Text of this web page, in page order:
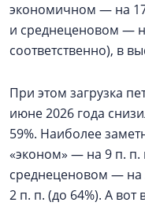
экономичном — на
и среднеценовом —
соответственно), в
При этом загрузка
июне 2026 года
59%. Наиболее
«эконом» — на 9 п. п.
среднеценовом — на
2 п. п. (до 64%). А вот